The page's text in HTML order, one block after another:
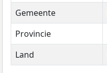
Gemeente
Provincie
Land